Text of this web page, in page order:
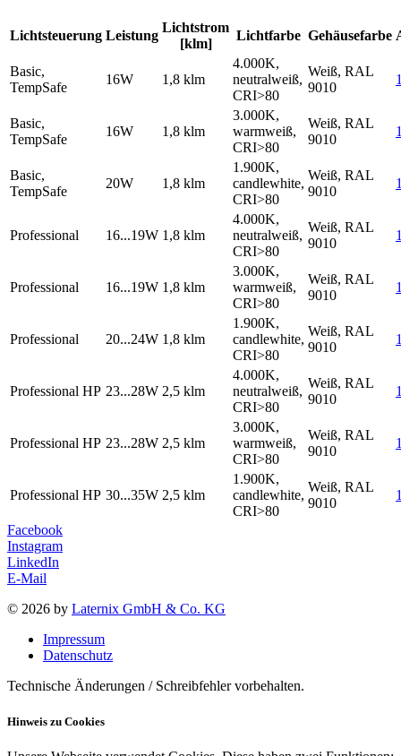
Lichtsteuerung Leistung
Lichtstrom
[klm]
Lichtfarbe Gehäusefarbe
Basic,
TempSafe
16W 1,8 klm
4.000K,
neutralweiß,
CRI>80
Weiß, RAL
9010
Basic,
TempSafe
16W 1,8 klm
3.000K,
warmweiß,
CRI>80
Weiß, RAL
9010
Basic,
TempSafe
20W 1,8 klm
1.900K,
candlewhite,
CRI>80
Weiß, RAL
9010
Professional 16...19W 1,8 klm
4.000K,
neutralweiß,
CRI>80
Weiß, RAL
9010
Professional 16...19W 1,8 klm
3.000K,
warmweiß,
CRI>80
Weiß, RAL
9010
Professional 20...24W 1,8 klm
1.900K,
candlewhite,
CRI>80
Weiß, RAL
9010
Professional HP 23...28W 2,5 klm
4.000K,
neutralweiß,
CRI>80
Weiß, RAL
9010
Professional HP 23...28W 2,5 klm
3.000K,
warmweiß,
CRI>80
Weiß, RAL
9010
Professional HP 30...35W 2,5 klm
1.900K,
candlewhite,
CRI>80
Weiß, RAL
9010
Facebook
Instagram
LinkedIn
E-Mail
© 2026 by Laternix GmbH & Co. KG
Impressum
Datenschutz
Technische Änderungen / Schreibfehler vorbehalten.
Hinweis zu Cookies